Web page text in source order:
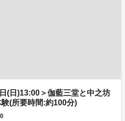
(日)13:00＞伽藍三堂と中之坊
(所要時間:約100分)